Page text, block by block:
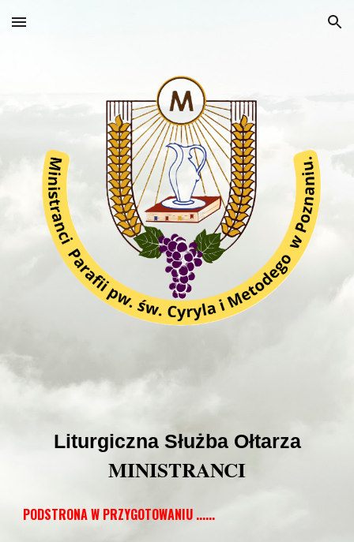
Skip to main content Skip to navigation
Liturgiczna Służba Ołtarza
MINISTRANCI
PODSTRONA W PRZYGOTOWANIU ......